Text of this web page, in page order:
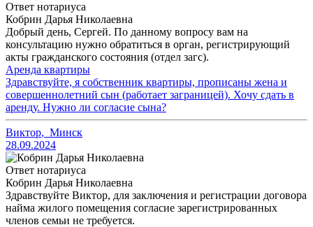
Ответ нотариуса
Кобрин Дарья Николаевна
Добрый день, Сергей. По данному вопросу вам на
консультацию нужно обратиться в орган, регистрирующий
акты гражданского состояния (отдел загс).
Аренда квартиры
Здравствуйте, я собственник квартиры, прописаны жена и
совершеннолетний сын (работает заграницей). Хочу сдать в
аренду. Нужно ли согласие сына?
Виктор, Минск
28.09.2024
Ответ нотариуса
Кобрин Дарья Николаевна
Здравствуйте Виктор, для заключения и регистрации договора
найма жилого помещения согласие зарегистрированных
членов семьи не требуется.